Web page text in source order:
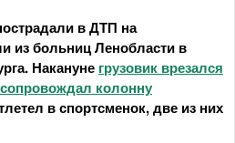
в ДТП на
из больниц Ленобласти в
Накануне грузовик врезался
колонну
в спортсменок, две из них